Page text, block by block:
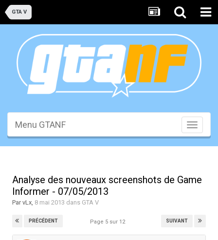
GTA V
Toggle
Menu GTANF
Analyse des nouveaux screenshots de Game
Informer - 07/05/2013
ParvLx, 8 mai 2013 dans GTA V
PRÉCÉDENT SUIVANT
Page 5 sur 12